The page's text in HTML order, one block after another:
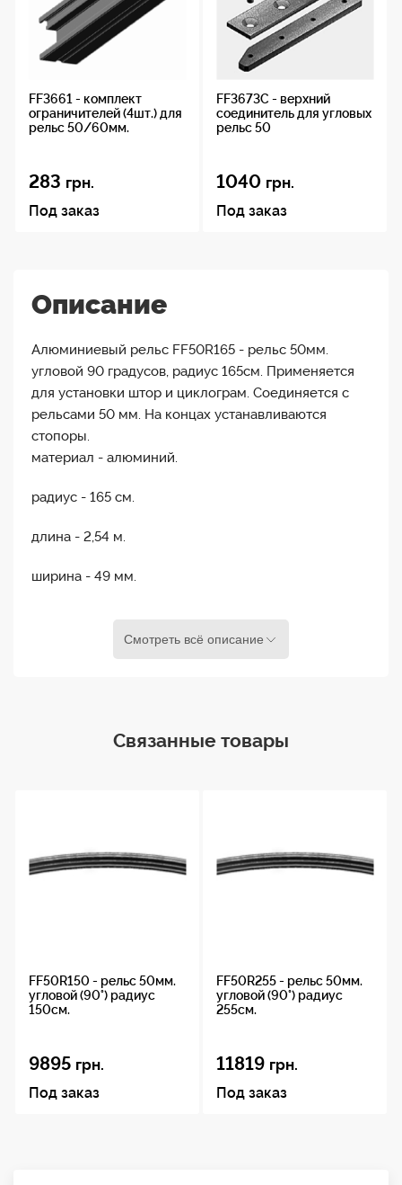
FF3661 - комплект
ограничителей (4шт.) для
рельс 50/60мм.
283 грн.
Под заказ
FF3673C - верхний
соединитель для угловых
рельс 50
1040 грн.
Под заказ
Описание
Алюминиевый рельс FF50R165 - рельс 50мм.
угловой 90 градусов, радиус 165см. Применяется
для установки штор и циклограм. Соединяется с
рельсами 50 мм. На концах устанавливаются
стопоры.
материал - алюминий.
радиус - 165 см.
длина - 2,54 м.
ширина - 49 мм.
Смотреть всё описание
Связанные товары
FF50R150 - рельс 50мм.
угловой (90°) радиус
150см.
9895 грн.
Под заказ
FF50R255 - рельс 50мм.
угловой (90°) радиус
255см.
11819 грн.
Под заказ